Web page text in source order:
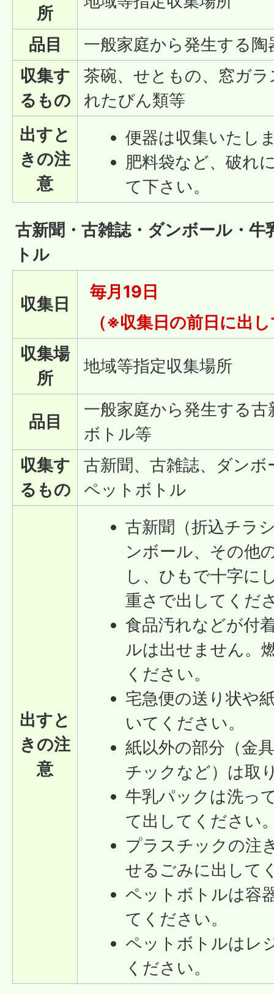
所
品目
一般家庭から発生する
収集す
るもの
茶碗、せともの、窓ガ
れたびん類等
出すと
きの注
意
便器は収集いたし
肥料袋など、破れ
て下さい。
古新聞・古雑誌・ダンボール・
トル
収集日
毎月19日
（※収集日の前日に出
収集場
所
地域等指定収集場所
品目
一般家庭から発生する
ボトル等
収集す
るもの
古新聞、古雑誌、ダン
ペットボトル
出すと
きの注
意
古新聞（折込チラ
ンボール、その他
し、ひもで十字に
重さで出してくだ
食品汚れなどが付
ルは出せません。
ください。
宅急便の送り状や
いてください。
紙以外の部分（金
チックなど）は取
牛乳パックは洗っ
て出してください
プラスチックの注
せるごみに出して
ペットボトルは容
てください。
ペットボトルはレ
ください。